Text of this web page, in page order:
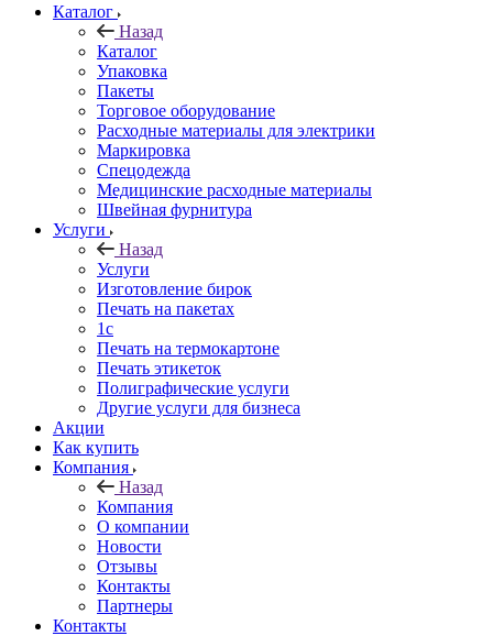
Каталог
Назад
Каталог
Упаковка
Пакеты
Торговое оборудование
Расходные материалы для электрики
Маркировка
Спецодежда
Медицинские расходные материалы
Швейная фурнитура
Услуги
Назад
Услуги
Изготовление бирок
Печать на пакетах
1c
Печать на термокартоне
Печать этикеток
Полиграфические услуги
Другие услуги для бизнеса
Акции
Как купить
Компания
Назад
Компания
О компании
Новости
Отзывы
Контакты
Партнеры
Контакты